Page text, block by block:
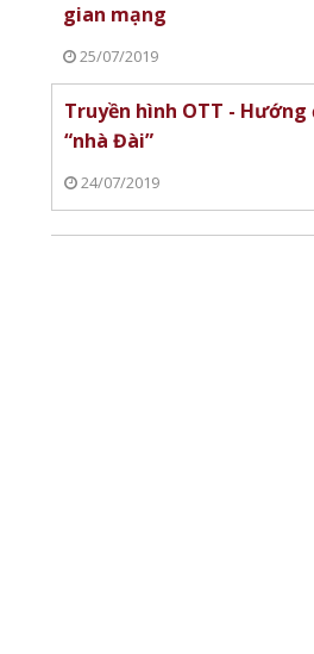
gian mạng
25/07/2019
Truyền hình OTT - Hướng
“nhà Đài”
24/07/2019